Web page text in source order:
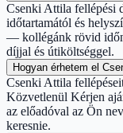
Csenki Attila fellépési
időtartamától és
— kollégánk rövid időn
díjjal és útiköltséggel.
Hogyan érhetem el
Csenki Attila
Közvetlenül Kérjen
az előadóval az Ön
keresnie.